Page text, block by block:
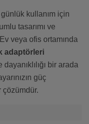
günlük kullanım için
tasarımı ve
veya ofis ortamında
adaptörleri
bir arada
güç
çözümdür.